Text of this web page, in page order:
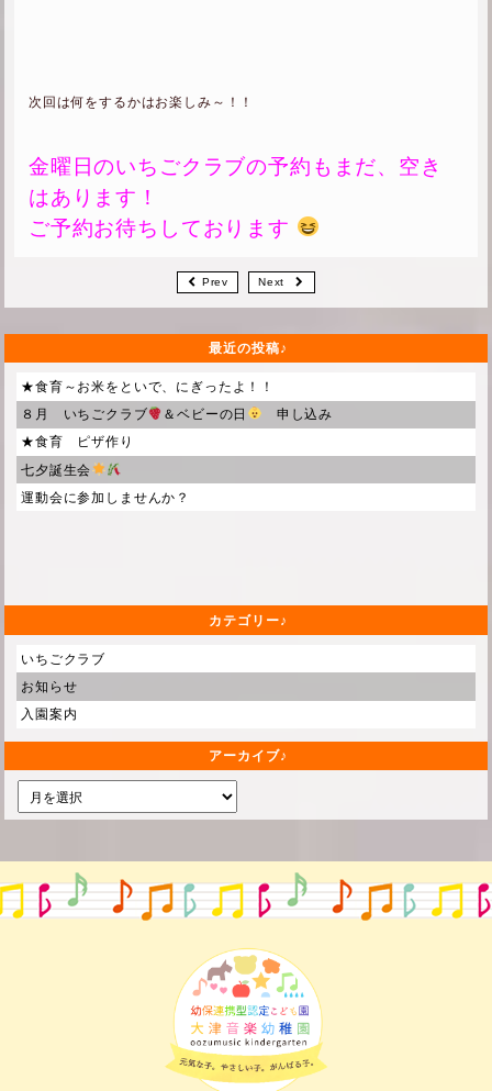
次回は何をするかはお楽しみ～！！
金曜日のいちごクラブの予約もまだ、空き
はあります！
ご予約お待ちしております
Prev Next
最近の投稿
★食育～お米をといで、にぎったよ！！
８月 いちごクラブ
＆ベビーの日
申し込み
★食育 ピザ作り
七夕誕生会
運動会に参加しませんか？
カテゴリー
いちごクラブ
お知らせ
入園案内
アーカイブ